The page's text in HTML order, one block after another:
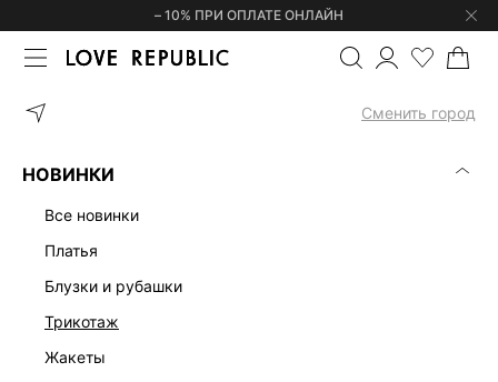
– 10% ПРИ ОПЛАТЕ ОНЛАЙН
Сменить город
НОВИНКИ
все новинки
платья
блузки и рубашки
трикотаж
жакеты
ГЛАВНАЯ ЖАКЕТ 5152004315-60